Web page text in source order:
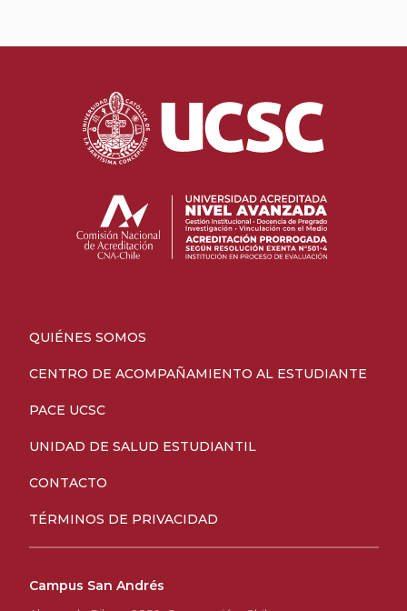
QUIÉNES SOMOS
CENTRO DE ACOMPAÑAMIENTO AL ESTUDIANTE
PACE UCSC
UNIDAD DE SALUD ESTUDIANTIL
CONTACTO
TÉRMINOS DE PRIVACIDAD
Campus San Andrés